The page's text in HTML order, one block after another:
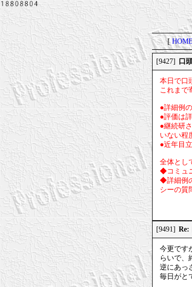
[HOME
[9427] 口
本日で口
これまで
●詳細例
●評価は
●継続研
いない程
●近年目
全体とし
◆コミュ
◆詳細例
シーの質
[9491] Re:
今更です
らいで、
逆にあっ
毎日がと